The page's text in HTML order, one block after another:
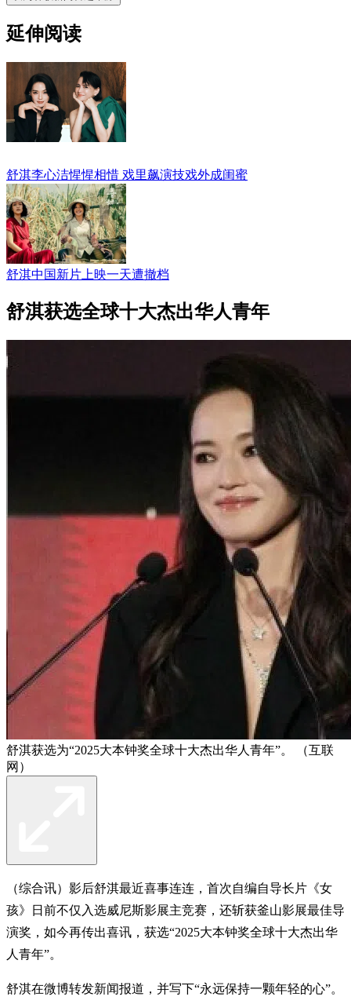
延伸阅读
舒淇李心洁惺惺相惜 戏里飙演技戏外成闺蜜
舒淇中国新片上映一天遭撤档
舒淇获选全球十大杰出华人青年
舒淇获选为“2025大本钟奖全球十大杰出华人青年”。 （互联
网）
（综合讯）影后舒淇最近喜事连连，首次自编自导长片《女
孩》日前不仅入选威尼斯影展主竞赛，还斩获釜山影展最佳导
演奖，如今再传出喜讯，获选“2025大本钟奖全球十大杰出华
人青年”。
舒淇在微博转发新闻报道，并写下“永远保持一颗年轻的心”。